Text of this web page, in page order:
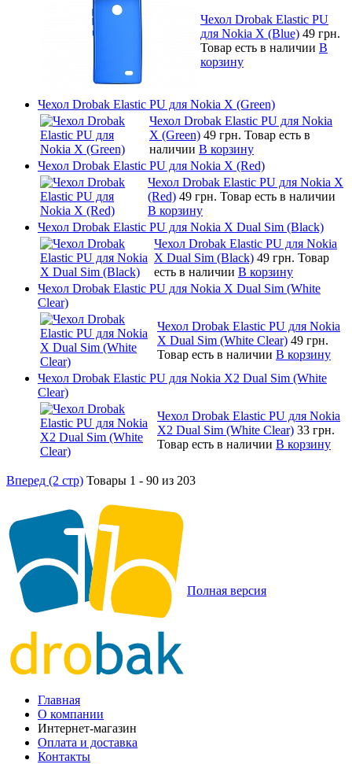
Чехол Drobak Elastic PU
для Nokia X (Blue) 49 грн.
Товар есть в наличии В
корзину
Чехол Drobak Elastic PU для Nokia X (Green)
Чехол Drobak Elastic PU для Nokia
X (Green) 49 грн. Товар есть в
наличии В корзину
Чехол Drobak Elastic PU для Nokia X (Red)
Чехол Drobak Elastic PU для Nokia X
(Red) 49 грн. Товар есть в наличии
В корзину
Чехол Drobak Elastic PU для Nokia X Dual Sim (Black)
Чехол Drobak Elastic PU для Nokia
X Dual Sim (Black) 49 грн. Товар
есть в наличии В корзину
Чехол Drobak Elastic PU для Nokia X Dual Sim (White
Clear)
Чехол Drobak Elastic PU для Nokia
X Dual Sim (White Clear) 49 грн.
Товар есть в наличии В корзину
Чехол Drobak Elastic PU для Nokia X2 Dual Sim (White
Clear)
Чехол Drobak Elastic PU для Nokia
X2 Dual Sim (White Clear) 33 грн.
Товар есть в наличии В корзину
Вперед (2 стр) Товары 1 - 90 из 203
Полная версия
Главная
О компании
Интернет-магазин
Оплата и доставка
Контакты